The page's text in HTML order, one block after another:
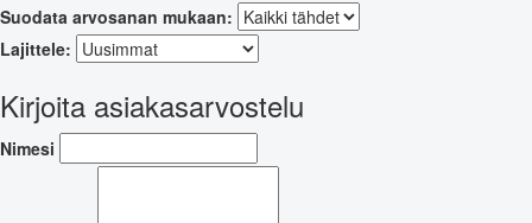
Suodata arvosanan mukaan:
Lajittele:
Kirjoita asiakasarvostelu
Nimesi